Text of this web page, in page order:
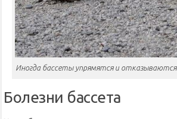
Иногда бассеты упрямятся и
Болезни бассета